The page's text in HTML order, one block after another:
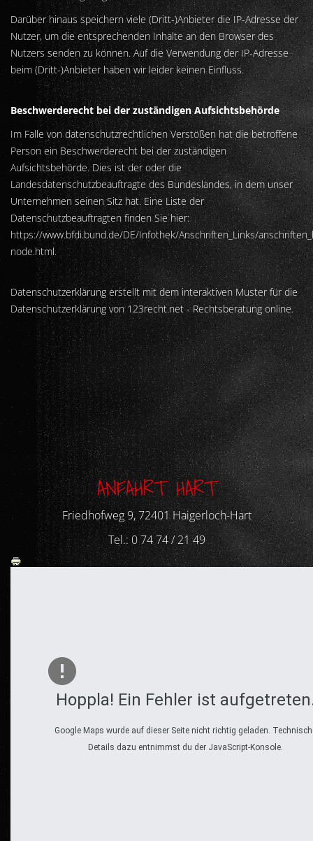
Darüber hinaus speichern viele (Dritt-)Anbieter die IP-Adresse der
Nutzer, um die entsprechenden Inhalte an den Browser des
Nutzers senden zu können. Auf die Verwendung der IP-Adresse
beim (Dritt-)Anbieter haben wir leider keinen Einfluss.
Beschwerderecht bei der zuständigen Aufsichtsbehörde
Im Falle von datenschutzrechtlichen Verstößen hat die betroffene
Person ein Beschwerderecht bei der zuständigen
Aufsichtsbehörde. Dies ist der oder die
Landesdatenschutzbeauftragte des Bundeslandes, in dem unser
Unternehmen seinen Sitz hat. Eine Liste der
Datenschutzbeauftragten finden Sie hier:
https://www.bfdi.bund.de/DE/Infothek/Anschriften_Links/
node.html.
Datenschutzerklärung erstellt mit dem interaktiven Muster für die
Datenschutzerklärung von 123recht.net- Rechtsberatung online.
ANFAHRT HART
Friedhofweg 9, 72401 Haigerloch-Hart
Tel.: 0 74 74 / 21 49
Hoppla! Ein Fehler ist
Google Maps wurde auf dieser Seite nicht richtig geladen.
Details dazu entnimmst du der JavaScript-Konsole.